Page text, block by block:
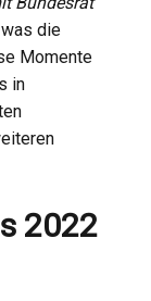
die
Momente
in
2022